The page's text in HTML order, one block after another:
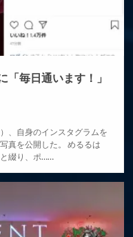
「毎日通います！」
、自身のインスタグラムを
真を公開した。 めるるは
と綴り、ポ……